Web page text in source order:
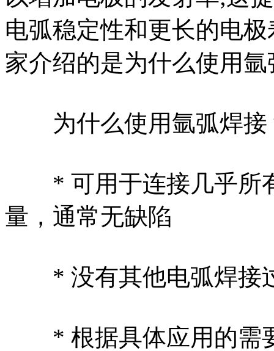
电弧稳定性和更长的电
家介绍的是为什么使用
为什么使用氩弧焊接
* 可用于连接几乎所
量，通常无缺陷
* 没有其他电弧焊接
* 根据具体应用的需